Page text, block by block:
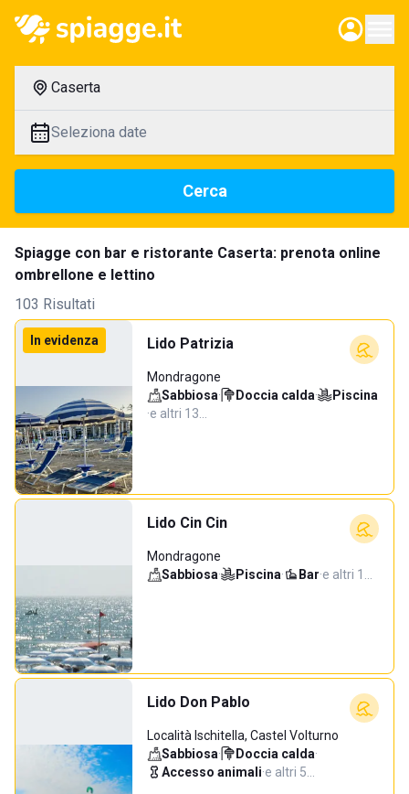
Caserta
Seleziona date
Cerca
Spiagge con bar e ristorante Caserta: prenota online
ombrellone e lettino
103 Risultati
In evidenza Lido Patrizia
Mondragone
Sabbiosa· Doccia calda·
Piscina
·e altri 13…
Lido Cin Cin
Mondragone
Sabbiosa· Piscina· Bar·e altri 1…
Lido Don Pablo
Località Ischitella, Castel Volturno
Sabbiosa· Doccia calda·
Accesso animali·e altri 5…